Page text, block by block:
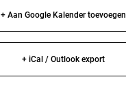
+ Aan Google Kalender toevoegen
+ iCal / Outlook export